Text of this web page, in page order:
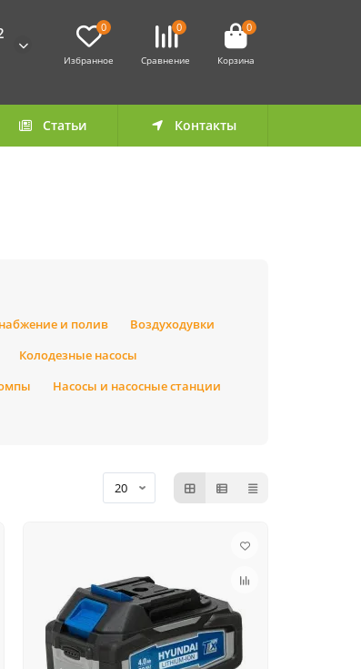
0
Избранное
0
Сравнение
0
Корзина
Статьи Контакты
и полив
Воздуходувки
Колодезные насосы
Насосы и насосные станции